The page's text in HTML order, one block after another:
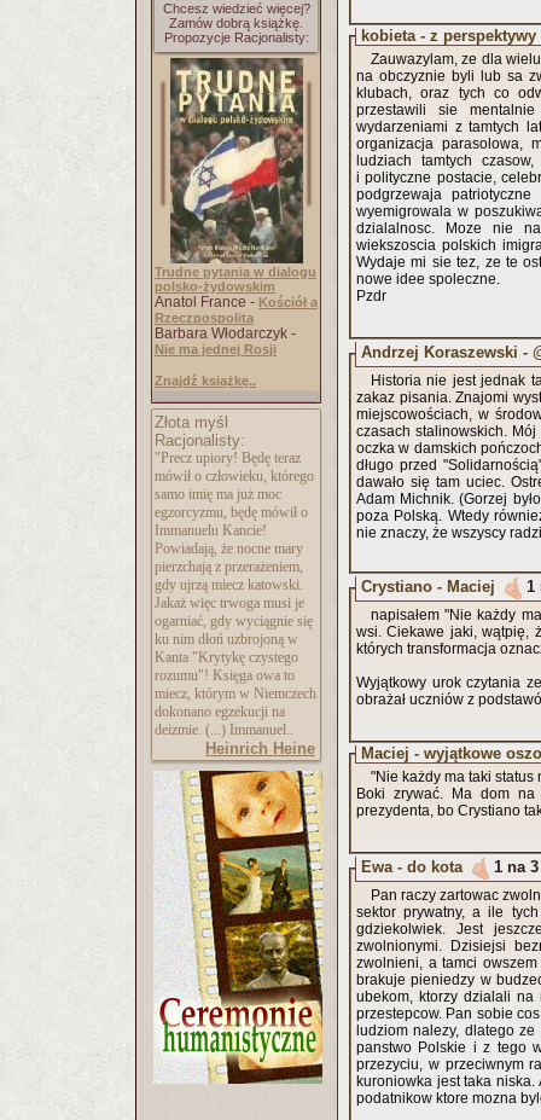
Chcesz wiedzieć więcej?
Zamów dobrą książkę.
Propozycje Racjonalisty:
Trudne pytania w dialogu
polsko-żydowskim
Anatol France - Kościół a
Rzeczpospolita
Barbara Włodarczyk -
Nie ma jednej Rosji
Znajdź książkę..
Złota myśl
Racjonalisty:
"Precz upiory! Będę teraz
mówił o człowieku, którego
samo imię ma już moc
egzorcyzmu, będę mówił o
Immanuelu Kancie!
Powiadają, że nocne mary
pierzchają z przerażeniem,
gdy ujrzą miecz katowski.
Jakaż więc trwoga musi je
ogarniać, gdy wyciągnie się
ku nim dłoń uzbrojoną w
Kanta "Krytykę czystego
rozumu"! Księga owa to
miecz, którym w Niemczech
dokonano egzekucji na
deizmie. (...) Immanuel..
Heinrich Heine
kobieta - z perspektywy
Zauwazylam, ze dla
na obczyznie byli lub sa
klubach, oraz tych co
przestawili sie
wydarzeniami z tamtych
organizacja parasolowa,
ludziach tamtych
i polityczne postacie,
podgrzewaja
wyemigrowala w
dzialalnosc. Moze nie
wiekszoscia polskich
Wydaje mi sie tez, ze te
nowe idee spoleczne.
Pzdr
Andrzej Koraszewski -
Historia nie jest jednak
zakaz pisania. Znajomi
miejscowościach, w
czasach stalinowskich. Mój
oczka w damskich
długo przed
dawało się tam uciec.
Adam Michnik. (Gorzej
poza Polską. Wtedy
nie znaczy, że wszyscy
Crystiano - Maciej 1
napisałem "Nie każdy
wsi. Ciekawe jaki, wątpię,
których transformacja
Wyjątkowy urok czytania
obrażał uczniów z
Maciej - wyjątkowe
"Nie każdy ma taki status
Boki zrywać. Ma dom
prezydenta, bo Crystiano
Ewa - do kota 1 na 3
Pan raczy zartowac
sektor prywatny, a ile
gdziekolwiek. Jest
zwolnionymi. Dzisiejsi
zwolnieni, a tamci
brakuje pieniedzy w
ubekom, ktorzy dzialali
przestepcow. Pan sobie
ludziom nalezy, dlatego
panstwo Polskie i z tego
przezyciu, w przeciwnym
kuroniowka jest taka
podatnikow ktore mozna